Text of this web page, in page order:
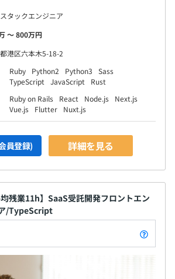
タックエンジニア
〜 800万円
港区六本木5-18-2
Ruby Python2 Python3
Sass
TypeScript
JavaScript
Rust
Ruby on Rails React Node.js
Next.js
Vue.js
Flutter Nuxt.js
員登録) 詳細を見る
均残業11h】SaaS受託開発フロントエン
/TypeScript